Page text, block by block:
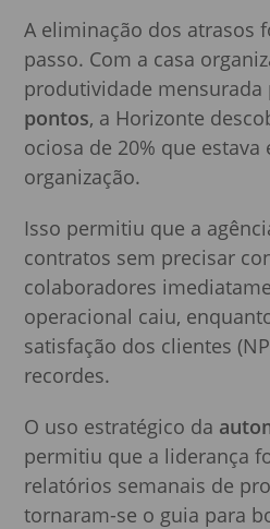
A eliminação dos atrasos
passo. Com a casa
produtividade mensurada
pontos, a Horizonte
ociosa de 20% que
organização.
Isso permitiu que a
contratos sem precisar
colaboradores
operacional caiu,
satisfação dos clientes
recordes.
O uso estratégico da
permitiu que a liderança
relatórios semanais de
tornaram-se o guia para